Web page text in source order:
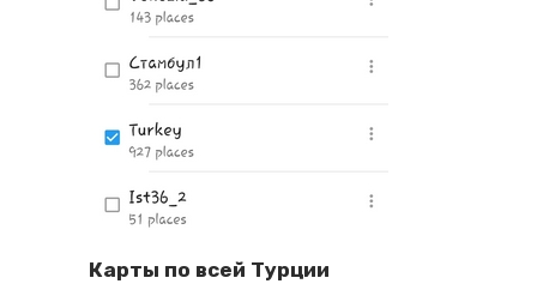
Карты по всей Турции